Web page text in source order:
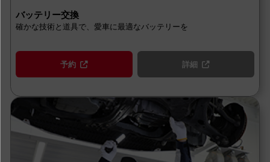
バッテリー交換
確かな技術と道具で、愛車に最適なバッテリーを
予約 詳細